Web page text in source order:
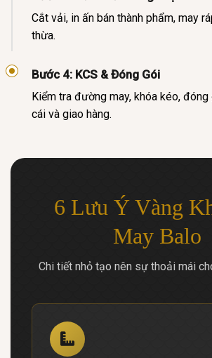
Cắt vải, in ấn bán thành phẩm, may
thừa.
Bước 4: KCS & Đóng Gói
Kiểm tra đường may, khóa kéo,
cái và giao hàng.
6 Lưu Ý Vàng
May Balo
Chi tiết nhỏ tạo nên sự thoải mái